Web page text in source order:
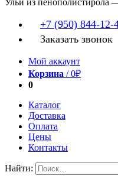
Ульи из пенополистирола
+7 (950) 844-12-
Заказать звонок
Мой аккаунт
Корзина /0₽
0
Каталог
Доставка
Оплата
Цены
Контакты
Найти: